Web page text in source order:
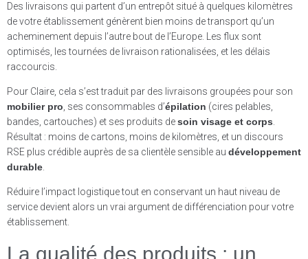
Des livraisons qui partent d’un entrepôt situé à quelques kilomètres
de votre établissement génèrent bien moins de transport qu’un
acheminement depuis l’autre bout de l’Europe. Les flux sont
optimisés, les tournées de livraison rationalisées, et les délais
raccourcis.
Pour Claire, cela s’est traduit par des livraisons groupées pour son
mobilier pro , ses consommables d’épilation (cires pelables,
bandes, cartouches) et ses produits desoin visage et corps
Résultat : moins de cartons, moins de kilomètres, et un discours
RSE plus crédible auprès de sa clientèle sensible au développement
durable
Réduire l’impact logistique tout en conservant un haut niveau de
service devient alors un vrai argument de différenciation pour votre
établissement.
La qualité des produits : un